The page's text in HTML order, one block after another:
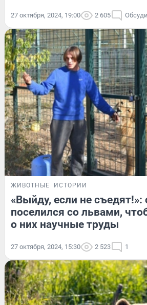
27 октября, 2024, 19:00 2 605
ЖИВОТНЫЕ ИСТОРИИ
«Выйду, если не съедят!»:
поселился со львами,
о них научные труды
27 октября, 2024, 15:30 2 523 1